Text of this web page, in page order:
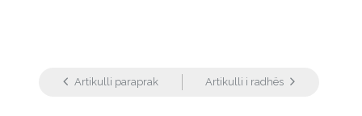
Artikulli paraprak Artikulli i radhës